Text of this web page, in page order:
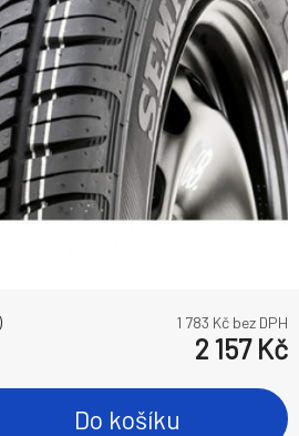
1 783 Kč bez DPH
2 157Kč
Do košíku